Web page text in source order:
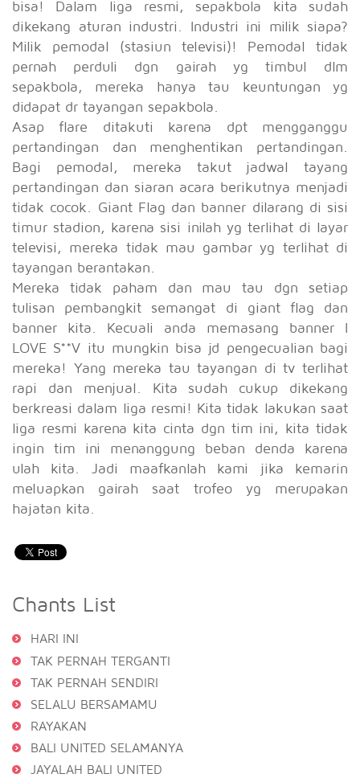
bisa! Dalam liga resmi, sepakbola kita sudah
dikekang aturan industri. Industri ini milik siapa?
Milik pemodal (stasiun televisi)! Pemodal tidak
pernah perduli dgn gairah yg timbul dlm
sepakbola, mereka hanya tau keuntungan yg
didapat dr tayangan sepakbola.
Asap flare ditakuti karena dpt mengganggu
pertandingan dan menghentikan pertandingan.
Bagi pemodal, mereka takut jadwal tayang
pertandingan dan siaran acara berikutnya menjadi
tidak cocok. Giant Flag dan banner dilarang di sisi
timur stadion, karena sisi inilah yg terlihat di layar
televisi, mereka tidak mau gambar yg terlihat di
tayangan berantakan.
Mereka tidak paham dan mau tau dgn setiap
tulisan pembangkit semangat di giant flag dan
banner kita. Kecuali anda memasang banner I
LOVE S**V itu mungkin bisa jd pengecualian bagi
mereka! Yang mereka tau tayangan di tv terlihat
rapi dan menjual. Kita sudah cukup dikekang
berkreasi dalam liga resmi! Kita tidak lakukan saat
liga resmi karena kita cinta dgn tim ini, kita tidak
ingin tim ini menanggung beban denda karena
ulah kita. Jadi maafkanlah kami jika kemarin
meluapkan gairah saat trofeo yg merupakan
hajatan kita.
Chants List
HARI INI
TAK PERNAH TERGANTI
TAK PERNAH SENDIRI
SELALU BERSAMAMU
RAYAKAN
BALI UNITED SELAMANYA
JAYALAH BALI UNITED